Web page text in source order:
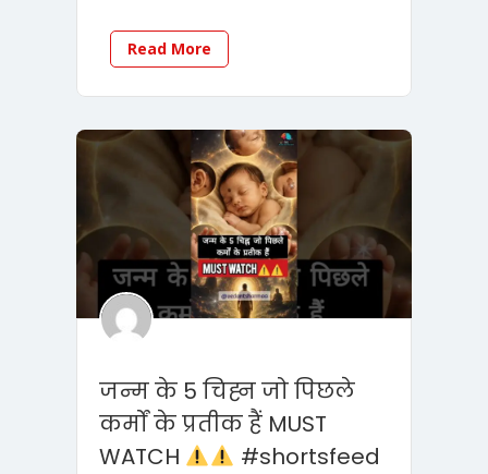
Read More
जन्म के 5 चिह्न जो पिछले
कर्मों के प्रतीक हैं MUST
WATCH
#shortsfeed